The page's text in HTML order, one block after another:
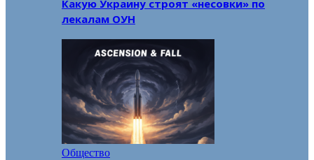
Какую Украину строят «несовки» по
лекалам ОУН
Общество